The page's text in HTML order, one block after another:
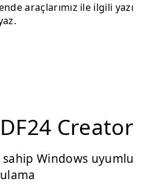
araçlarımız ile ilgili yazı
Creator
Windows uyumlu